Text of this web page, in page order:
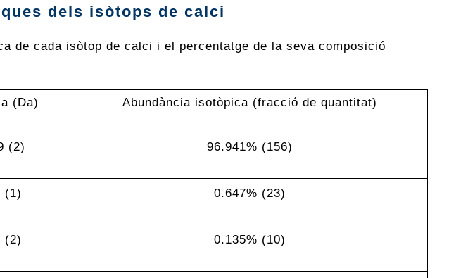
dels isòtops de calci
de cada isòtop de calci i el percentatge de la seva composició
(Da) Abundància isotòpica (fracció de quantitat)
(2) 96.941% (156)
(1) 0.647% (23)
(2) 0.135% (10)